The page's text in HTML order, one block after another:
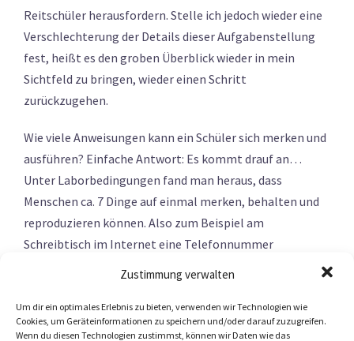
Zustimmung verwalten
Um dir ein optimales Erlebnis zu bieten, verwenden wir Technologien wie
Cookies, um Geräteinformationen zu speichern und/oder darauf zuzugreifen.
Wenn du diesen Technologien zustimmst, können wir Daten wie das
Reitschüler herausfordern. Stelle ich jedoch wieder eine
Verschlechterung der Details dieser Aufgabenstellung
fest, heißt es den groben Überblick wieder in mein
Sichtfeld zu bringen, wieder einen Schritt
zurückzugehen.
Wie viele Anweisungen kann ein Schüler sich merken und
ausführen? Einfache Antwort: Es kommt drauf an…
Unter Laborbedingungen fand man heraus, dass
Menschen ca. 7 Dinge auf einmal merken, behalten und
reproduzieren können. Also zum Beispiel am
Schreibtisch im Internet eine Telefonnummer
recherchieren, die Telefonnummer merken, zum Telefon
laufen und dort die Nummer wählen. Bei gewohnten
Abfolgen die häufig geübt werden, können auch mehrere
Zahlen wiederholt werden. Man denke nur an das kleine